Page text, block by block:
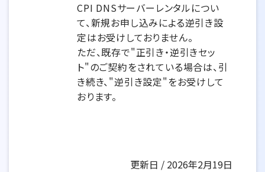
CPI DNSサーバーレンタルについ
て、新規お申し込みによる逆引き設
定はお受けしておりません。
ただ、既存で"正引き・逆引きセッ
ト"のご契約をされている場合は、引
き続き、"逆引き設定"をお受けして
おります。
更新日 / 2026年2月19日